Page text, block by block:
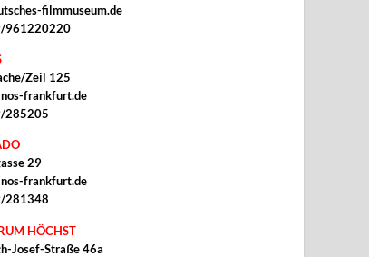
filmmuseum.de
961220220
Zeil 125
frankfurt.de
285205
29
frankfurt.de
281348
HÖCHST
Josef-Straße 46a